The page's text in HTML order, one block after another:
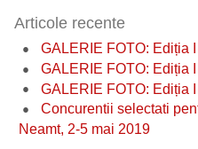
Articole recente
GALERIE FOTO: Ediția
GALERIE FOTO: Ediția
GALERIE FOTO: Ediția
Concurentii selectati
Neamt, 2-5 mai 2019